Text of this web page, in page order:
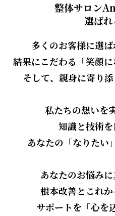
整体サロン
選ば
多くのお客様に選ば
結果にこだわる「笑顔に
そして、親身に寄り
私たちの想いを
知識と技術を
あなたの「なりたい
あなたのお悩みに
根本改善とこれ
サポートを「心を